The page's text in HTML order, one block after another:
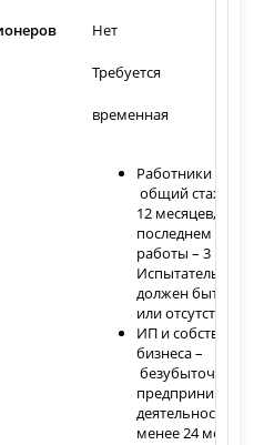
Нет
Требуется
временная
Работники по
общий стаж не
12 месяцев, на
последнем
работы – 3
Испытательный
должен быть
или
ИП и
бизнеса –
безубыточная
деятельность не
менее 24